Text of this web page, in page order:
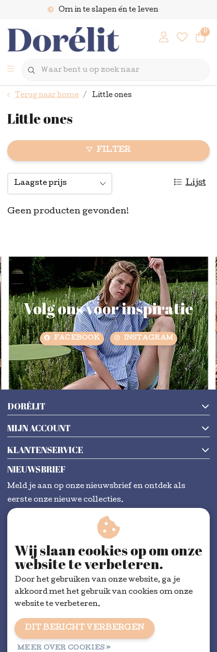
Om in te slapen én te leven
0
Terug naar home Little ones
Little ones
FILTER
Lijst
Geen producten gevonden!
Volg ons voor inspiratie
FACEBOOK INSTAGRAM
DORÉLIT
MIJN ACCOUNT
KLANTENSERVICE
NIEUWSBRIEF
Meld je aan op onze nieuwsbrief en ontdek als
eerste onze nieuwe collecties.
ABONNEER
Algemene voorwaarden | RSS Feed
Wij slaan cookies op om onze
website te verbeteren.
Door het gebruiken van onze website, ga je
akkoord met het gebruik van cookies om onze
website te verbeteren.
DIT BERICHT VERBERGEN
MEER OVER COOKIES »